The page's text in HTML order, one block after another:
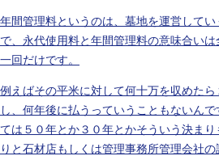
年間管理料というのは、墓地を運営して
で、永代使用料と年間管理料の意味合い
一回だけです。
例えばその平米に対して何十万を収めた
し、何年後に払うっていうこともないん
ては５０年とか３０年とかそういう決ま
りと石材店もしくは管理事務所管理会社